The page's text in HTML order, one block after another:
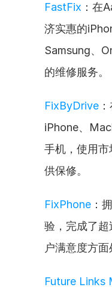
FastFix ：在
济实惠的
Samsung、
的维修服务。
FixByDrive
iPhone、
手机，使用
供保修。
FixPhone ：
验，完成了超
户满意度方面
Future Links